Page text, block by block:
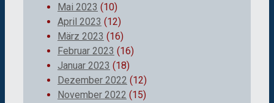
Mai 2023 (10)
April 2023 (12)
März 2023 (16)
Februar 2023 (16)
Januar 2023 (18)
Dezember 2022 (12)
November 2022 (15)